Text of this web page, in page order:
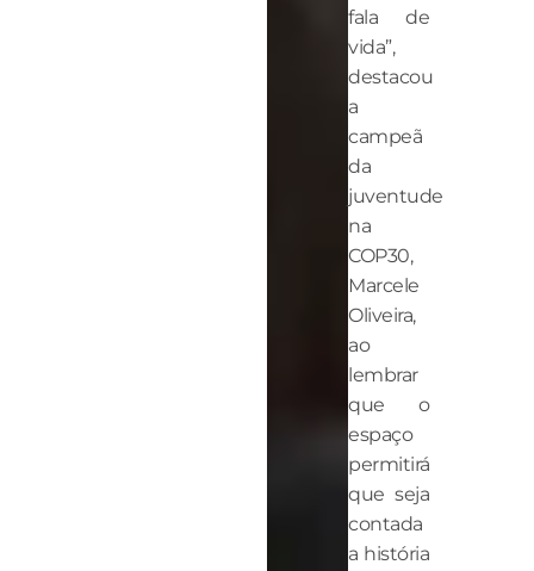
fala de
vida”,
destacou
a
campeã
da
juventude
na
COP30,
Marcele
Oliveira,
ao
lembrar
que o
espaço
permitirá
que seja
contada
a história